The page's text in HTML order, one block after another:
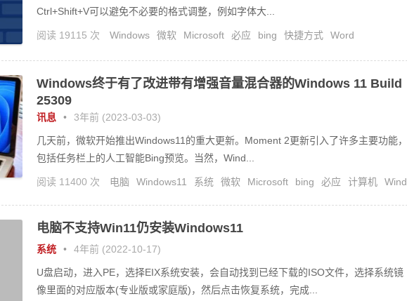
Ctrl+Shift+V可以避免不必要的格式调整，例如字体大...
阅读 19115 次 Windows 微软 Microsoft 必应 bing 快捷方式 Word
Windows终于有了改进带有增强音量混合器的Windows 11 Build
25309
讯息 • 3年前 (2023-03-03)
几天前，微软开始推出Windows11的重大更新。Moment 2更新引入了许多主要功能，
包括任务栏上的人工智能Bing预览。当然，Wind...
阅读 11400 次 电脑 Windows11 系统 微软 Microsoft bing 必应 计算机
Wind
电脑不支持Win11仍安装Windows11
系统 • 4年前 (2022-10-17)
U盘启动，进入PE，选择EIX系统安装，会自动找到已经下载的ISO文件，选择系统镜
像里面的对应版本(专业版或家庭版)，然后点击恢复系统，完成...